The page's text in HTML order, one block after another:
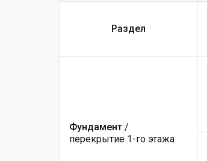
Раздел
Фундамент /
перекрытие 1-го этажа